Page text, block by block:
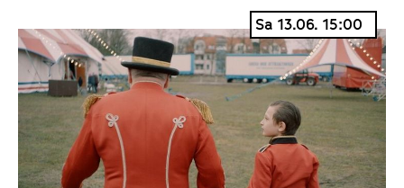
c
k
e
t
s
a
l
e
n
d
e
Sa 13.06. 15:00